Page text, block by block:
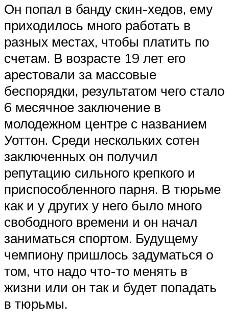
Он попал в банду скин-хедов, ему
приходилось много работать в
разных местах, чтобы платить по
счетам. В возрасте 19 лет его
арестовали за массовые
беспорядки, результатом чего стало
6 месячное заключение в
молодежном центре с названием
Уоттон. Среди нескольких сотен
заключенных он получил
репутацию сильного крепкого и
приспособленного парня. В тюрьме
как и у других у него было много
свободного времени и он начал
заниматься спортом. Будущему
чемпиону пришлось задуматься о
том, что надо что-то менять в
жизни или он так и будет попадать
в тюрьмы.